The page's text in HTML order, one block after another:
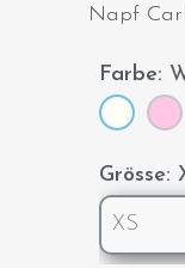
Napf
Farbe
Grösse